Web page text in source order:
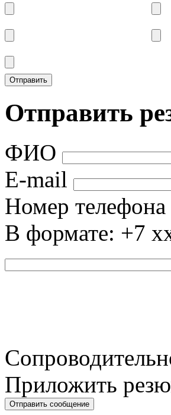
Отправить
ФИО
E-mail
Номер телефона
В формате: +7
Приложить